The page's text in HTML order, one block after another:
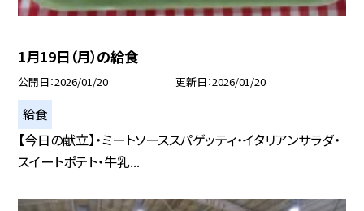
1月19日（月）の給食
公開日 2026/01/20 更新日 2026/01/20
給食
【今日の献立】・ミートソーススパゲッティ・イタリアンサラダ・
スイートポテト・牛乳...